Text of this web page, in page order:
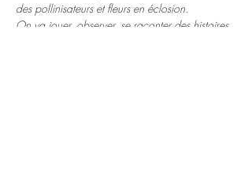
des pollinisateurs et fleurs en éclosion.
On va jouer, observer, se raconter des histoires,